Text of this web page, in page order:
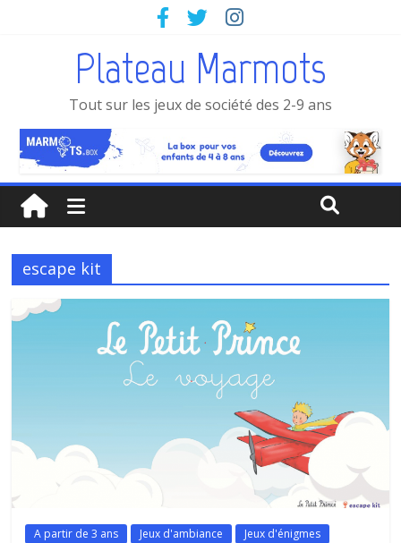
Plateau Marmots
Tout sur les jeux de société des 2-9 ans
escape kit
A partir de 3 ans Jeux d'ambiance
Jeux d'énigmes